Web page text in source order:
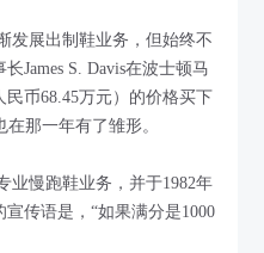
发展出制鞋业务，但始终不
James S. Davis在波士顿马
币68.45万元）的价格买下
在那一年有了雏形。
业慢跑鞋业务，并于1982年
宣传语是，“如果满分是1000